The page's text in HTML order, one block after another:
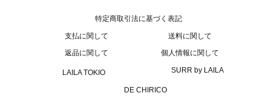
特定商取引法に基づく表記
支払に関して 送料に関して
返品に関して 個人情報に関して
LAILA TOKIO SURR by LAILA
DE CHIRICO